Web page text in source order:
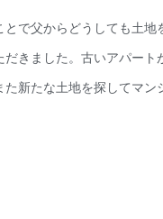
で父からどうしても土地
きました。古いアパー
新たな土地を探してマン